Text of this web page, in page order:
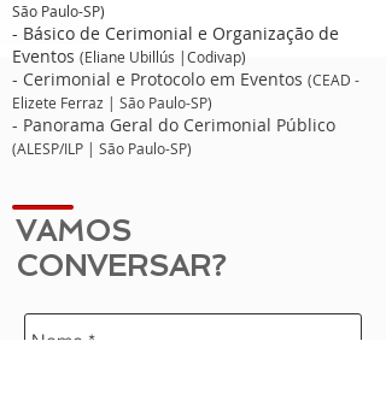
São Paulo-SP)
- Básico de Cerimonial e Organização de
Eventos (Eliane Ubillús |Codivap)
- Cerimonial e Protocolo em Eventos (CEAD -
Elizete Ferraz | São Paulo-SP)
- Panorama Geral do Cerimonial Público
(ALESP/ILP | São Paulo-SP)
VAMOS
CONVERSAR?